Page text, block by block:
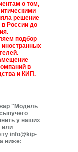
о том,
решение
в России до
подбор
иностранных
в
и КИП.
"Модель
у наших
или
info@kip-
ниже: